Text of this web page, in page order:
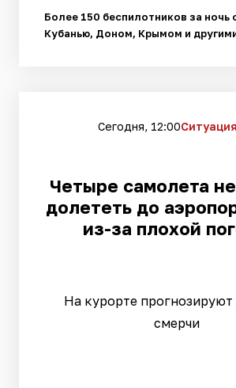
Более 150 беспилотников за ночь
Кубанью, Доном, Крымом и
Сегодня, 12:00Ситуация
Четыре самолета
долететь до
из-за плохой
На курорте
смерчи